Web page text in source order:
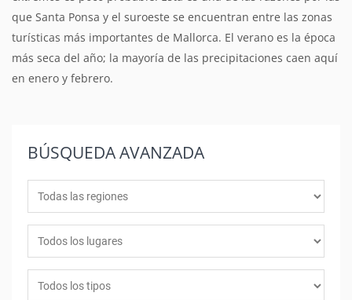
que Santa Ponsa y el suroeste se encuentran entre las zonas
turísticas más importantes de Mallorca. El verano es la época
más seca del año; la mayoría de las precipitaciones caen aquí
en enero y febrero.
BÚSQUEDAAVANZADA